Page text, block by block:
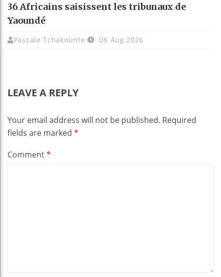
36 Africains saisissent les tribunaux de
Yaoundé
Pascale Tchakounte 06 Aug 2026
LEAVE A REPLY
Your email address will not be published. Required
fields are marked *
Comment*